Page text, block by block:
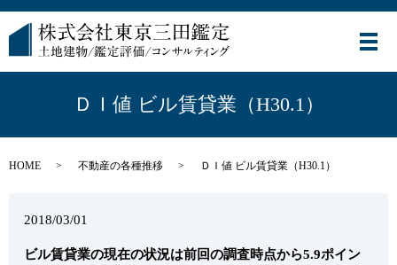
メ
ＤＩ値 ビル賃貸業（H30.1）
HOME 不動産の各種推移 ＤＩ値 ビル賃貸業（H30.1）
2018/03/01
ビル賃貸業の現在の状況は前回の調査時点から5.9ポイン